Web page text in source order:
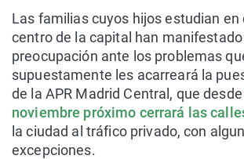
Las familias cuyos hijos estudian en
centro de la capital han manifestado
preocupación ante los problemas
supuestamente les acarreará la
de la APR Madrid Central, que
noviembre próximo cerrará las
la ciudad al tráfico privado, con
excepciones.